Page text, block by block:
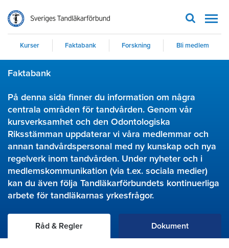
Kurser Faktabank Forskning Bli medlem
Faktabank
På denna sida finner du information om några
centrala områden för tandvården. Genom vår
kursverksamhet och den Odontologiska
Riksstämman uppdaterar vi våra medlemmar och
annan tandvårdspersonal med ny kunskap och nya
regelverk inom tandvården. Under nyheter och i
medlemskommunikation (via t.ex. sociala medier)
kan du även följa Tandläkarförbundets kontinuerliga
arbete för tandläkarnas yrkesfrågor.
Råd & Regler Dokument